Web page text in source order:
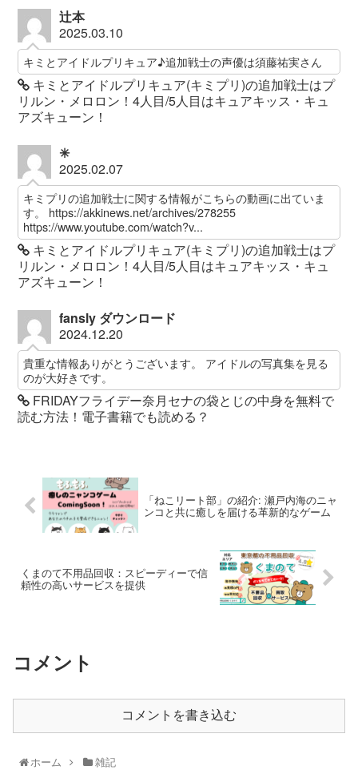
辻本
2025.03.10
キミとアイドルプリキュア♪追加戦士の声優は須藤祐実さん
キミとアイドルプリキュア(キミプリ)の追加戦士はプ
リルン・メロロン！4人目/5人目はキュアキッス・キュ
アズキューン！
✳︎
2025.02.07
キミプリの追加戦士に関する情報がこちらの動画に出ていま
す。 https://akkinews.net/archives/278255
https://www.youtube.com/watch?v...
キミとアイドルプリキュア(キミプリ)の追加戦士はプ
リルン・メロロン！4人目/5人目はキュアキッス・キュ
アズキューン！
fansly ダウンロード
2024.12.20
貴重な情報ありがとうございます。 アイドルの写真集を見る
のが大好きです。
FRIDAYフライデー奈月セナの袋とじの中身を無料で
読む方法！電子書籍でも読める？
「ねこリート部」の紹介: 瀬戸内海のニャ
ンコと共に癒しを届ける革新的なゲーム
くまのて不用品回収：スピーディーで信
頼性の高いサービスを提供
コメント
コメントを書き込む
ホーム 雑記